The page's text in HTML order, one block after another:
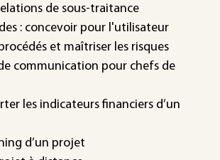
de sous-traitance
: concevoir pour l'utilisateur
et maîtriser les risques
communication pour chefs de
les indicateurs financiers d’un
d’un projet